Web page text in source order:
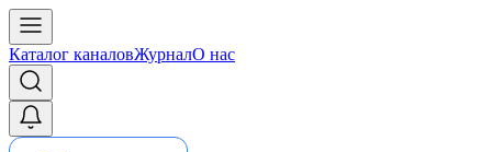
Каталог каналовЖурналО нас